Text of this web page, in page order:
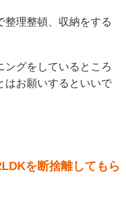
整理整頓、収納をする
ングをしているところ
はお願いするといいで
を断捨離してもら